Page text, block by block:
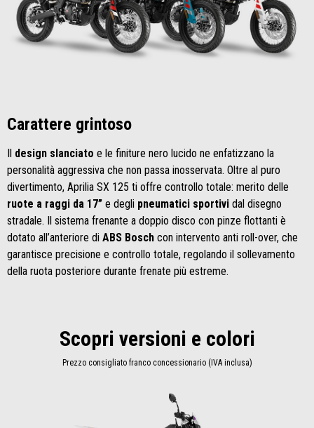
Carattere grintoso
Il design slanciato e le finiture nero lucido ne enfatizzano la
personalità aggressiva che non passa inosservata. Oltre al puro
divertimento, Aprilia SX 125 ti offre controllo totale: merito delle
ruote a raggi da 17” e degli pneumatici sportivi dal disegno
stradale. Il sistema frenante a doppio disco con pinze flottanti è
dotato all’anteriore di ABS Bosch con intervento anti roll-over, che
garantisce precisione e controllo totale, regolando il sollevamento
della ruota posteriore durante frenate più estreme.
Scopri versioni e colori
Prezzo consigliato franco concessionario (IVA inclusa)